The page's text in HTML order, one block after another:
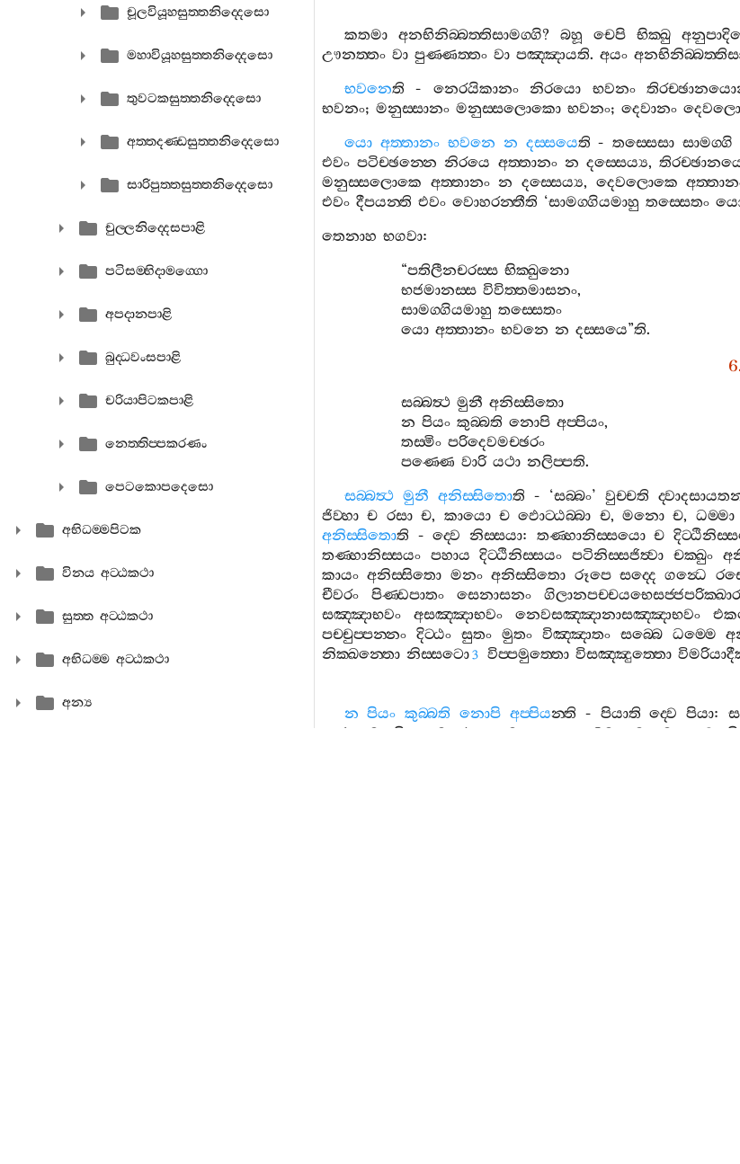
චූලවියූහසුත‍්තනිද‍්දෙසො
මහාවියූහසුත‍්තනිද‍්දෙසො
තුවටකසුත‍්තනිද‍්දෙසො
අත‍්තදණ‍්ඩසුත‍්තනිද‍්දෙසො
සාරිපුත‍්තසුත‍්තනිද‍්දෙසො
චුල‍්ලනිද‍්දෙසපාළි
පටිසම‍්භිදාමග‍්ගො
අපදානපාළි
බුද‍්ධවංසපාළි
චරියාපිටකපාළි
නෙත‍්තිප‍්පකරණං
පෙටකොපදෙසො
අභිධම‍්මපිටක
විනය අට‍්ඨකථා
සුත‍්ත අට‍්ඨකථා
අභිධම‍්ම අට‍්ඨකථා
අන්‍ය
කතමා අනභිනිබ‍්බත‍්තිසාමග‍්ගි? බහූ චෙපි භික‍්ඛු
ඌනත‍්තං වා පුණ‍්ණත‍්තං වා පඤ‍්ඤායති. අයං
භවනෙති - නෙරයිකානං නිරයො භවනං
භවනං; මනුස‍්සානං මනුස‍්සලොකො භවනං; දෙවානං
යො අත‍්තානං භවනෙ න දස‍්සයෙති -තස‍්සෙසා සාමග‍්ගි
එවං පටිච‍්ඡන‍්නෙ නිරයෙ අත‍්තානං න දස‍්සෙය්‍ය,
මනුස‍්සලොකෙ අත‍්තානං න දස‍්සෙය්‍ය, දෙවලොකෙ
එවං දීපයන‍්ති එවං වොහරන‍්තීති ‘සාමග‍්ගියමාහු තස‍්සෙතං
තෙනාහ භගවා:
“පතිලීනචරස‍්ස භික‍්ඛුනො
භජමානස‍්ස විවිත‍්තමාසනං,
සාමග‍්ගියමාහු තස‍්සෙතං
යො අත‍්තානං භවනෙ න දස‍්සයෙ”ති.
සබ‍්බත්‍ථ මුනී අනිස‍්සිතො
න පියං කුබ‍්බති නොපි අප‍්පියං,
තස‍්මිං පරිදෙවමච‍්ඡරං
පණ‍්ණෙ වාරි යථා නලිප‍්පති.
සබ‍්බත්‍ථ මුනී අනිස‍්සිතොති - ‘සබ‍්බං’වුච‍්චති
ජිව‍්හා ච රසා ච, කායො ච ඵොට‍්ඨබ‍්බා ච, මනො ච, ධම‍්මා
අනිස‍්සිතොති -ද‍්වෙ නිස‍්සයා: තණ‍්හානිස‍්සයො ච
තණ‍්හානිස‍්සයං පහාය දිට‍්ඨිනිස‍්සයං පටිනිස‍්සජිත්‍වා චක‍්ඛුං
කායං අනිස‍්සිතො මනං අනිස‍්සිතො රූපෙ සද‍්දෙ ගන්‍ධෙ
චීවරං
පිණ‍්ඩපාතං සෙනාසනං
සඤ‍්ඤාභවං
අසඤ‍්ඤාභවං නෙවසඤ‍්ඤානාසඤ‍්ඤාභවං
පච‍්චුප‍්පන‍්නං දිට‍්ඨං සුතං මුතං විඤ‍්ඤාතං සබ‍්බෙ ධම‍්මෙ
නික‍්ඛන‍්තො නිස‍්සටො3 විප‍්පමුත‍්තො විසඤ‍්ඤුත‍්තො
න පියං කුබ‍්බති නොපි අප‍්පියන‍්ති - පියාති ද‍්වෙ පියා:
අත්‍ථකාමා
හිතකාමා ඵාසුකාමා යොගක‍්ඛෙමකාමා මාතා වා